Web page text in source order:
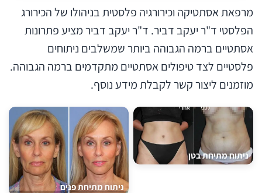
מרפאת אסתטיקה וכירורגיה פלסטית בניהולו של הכירורג
הפלסטי ד"ר יעקב דביר. ד"ר יעקב דביר מציע פתרונות
אסתטיים ברמה הגבוהה ביותר שמשלבים ניתוחים
פלסטיים לצד טיפולים אסתטיים מתקדמים ברמה הגבוהה.
מוזמנים ליצור קשר לקבלת מידע נוסף.
ניתוח מתיחת בטן
ניתוח מתיחת פנים